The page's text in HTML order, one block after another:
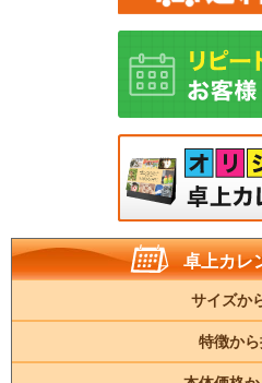
卓上カレ
サイズか
特徴か